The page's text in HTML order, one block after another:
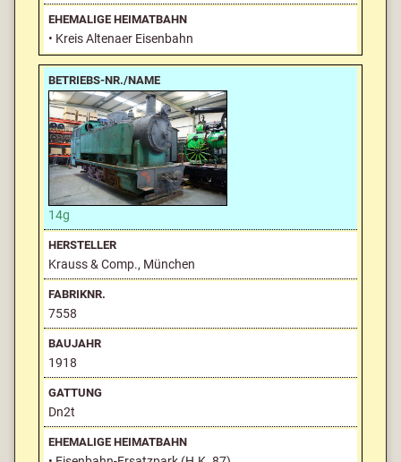
• Kreis Altenaer Eisenbahn
14g
Krauss & Comp., München
7558
1918
Dn2t